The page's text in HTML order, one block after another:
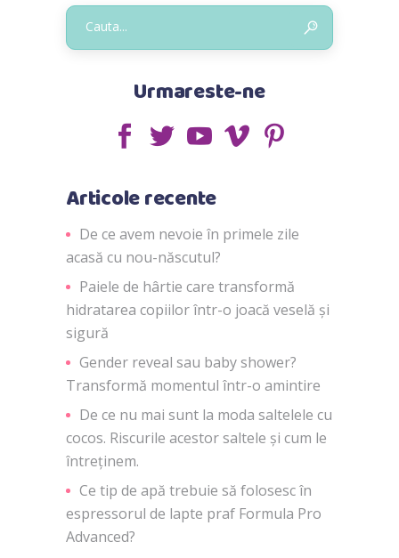
Urmareste-ne
Articole recente
De ce avem nevoie în primele zile
acasă cu nou-născutul?
Paiele de hârtie care transformă
hidratarea copiilor într-o joacă veselă și
sigură
Gender reveal sau baby shower?
Transformă momentul într-o amintire
De ce nu mai sunt la moda saltelele cu
cocos. Riscurile acestor saltele și cum le
întreținem.
Ce tip de apă trebuie să folosesc în
espressorul de lapte praf Formula Pro
Advanced?